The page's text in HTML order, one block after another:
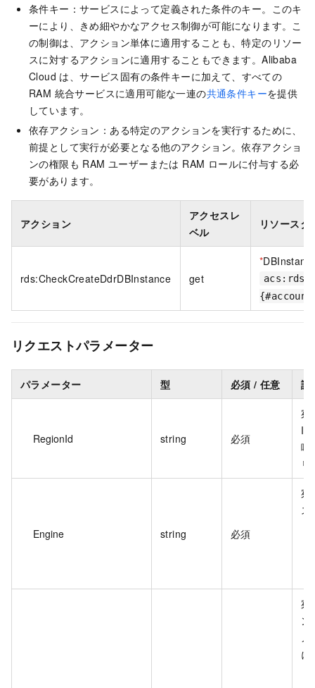
条件キー：サービスによって定義された条件のキー。このキ
ーにより、きめ細やかなアクセス制御が可能になります。こ
の制御は、アクション単体に適用することも、特定のリソー
スに対するアクションに適用することもできます。Alibaba
Cloud は、サービス固有の条件キーに加えて、すべての
RAM 統合サービスに適用可能な一連の共通条件キーを提供
しています。
依存アクション：ある特定のアクションを実行するために、
前提として実行が必要となる他のアクション。依存アクショ
ンの権限も RAM ユーザーまたは RAM ロールに付与する必
要があります。
アクション
アクセスレ
ベル
リソースタ
rds:CheckCreateDdrDBInstance get
*
リクエストパラメーター
パラメーター 型 必須 / 任意 説
RegionId string 必須
宛
ID
呼
Engine string 必須
宛
ス
宛
ン
に